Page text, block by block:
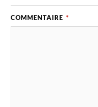
COMMENTAIRE *